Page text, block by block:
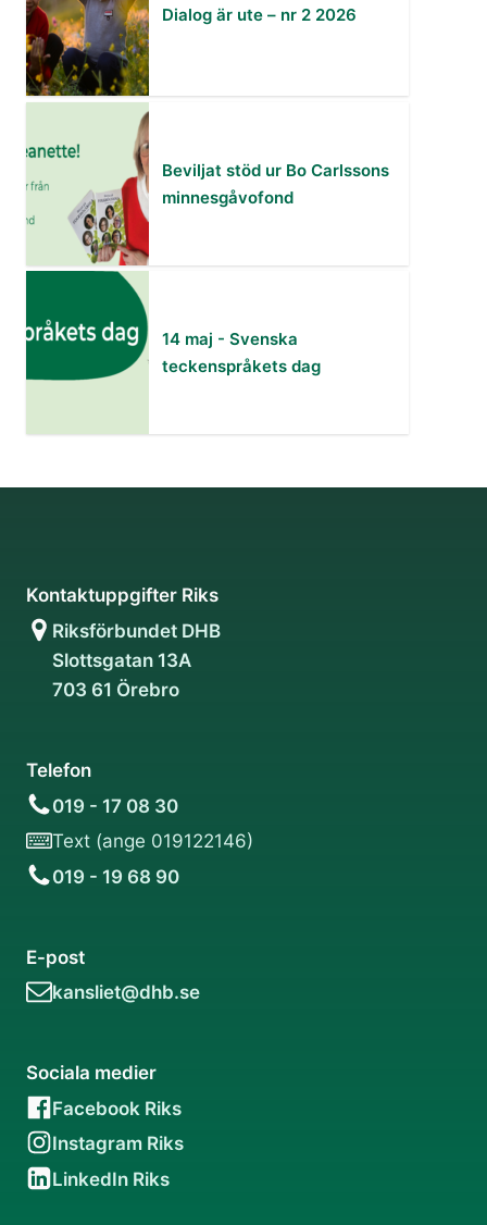
Dialog är ute – nr 2 2026
Beviljat stöd ur Bo Carlssons
minnesgåvofond
14 maj - Svenska
teckenspråkets dag
Kontaktuppgifter Riks
Riksförbundet DHB
Slottsgatan 13A
703 61 Örebro
Telefon
019 - 17 08 30
Text (ange 019122146)
019 - 19 68 90
E-post
kansliet@dhb.se
Sociala medier
Facebook Riks
Instagram Riks
LinkedIn Riks